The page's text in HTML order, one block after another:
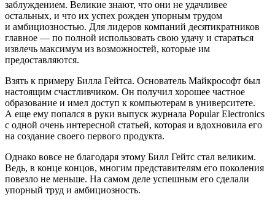
заблуждением. Великие знают, что они не удачливее
остальных, и что их успех рожден упорным трудом
и амбициозностью. Для лидеров компаний десятикратников
главное — по полной использовать свою удачу и стараться
извлечь максимум из возможностей, которые им
предоставляются.
Взять к примеру Билла Гейтса. Основатель Майкрософт был
настоящим счастливчиком. Он получил хорошее частное
образование и имел доступ к компьютерам в университете.
А еще ему попался в руки выпуск журнала Popular Electronics
с одной очень интересной статьей, которая и вдохновила его
на создание своего первого продукта.
Однако вовсе не благодаря этому Билл Гейтс стал великим.
Ведь, в конце концов, многим представителям его поколения
повезло не меньше. На самом деле успешным его сделали
упорный труд и амбициозность.